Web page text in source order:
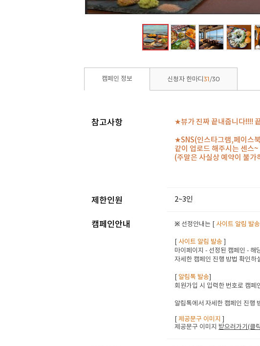
캠페인 정보 신청자 한마디 31/30
참고사항 ★뷰가 진짜 끝내줍니다!!!!
★SNS(인스타그램,페이스
같이 업로드 해주시는 센스
(주말은 사실상 예약이 불가
제한인원 2~3인
캠페인안내 ※ 선정안내는 [ 사이트 알림 발송
사이트 알림 발송
마이페이지 - 선정된 캠페인 - 해
자세한 캠페인 진행 방법 확인하
알림톡 발송
회원가입 시 입력한 번호로 캠페
알림톡에서 자세한 캠페인 진행
[제공문구 이미지
제공문구 이미지 받으러가기(클릭